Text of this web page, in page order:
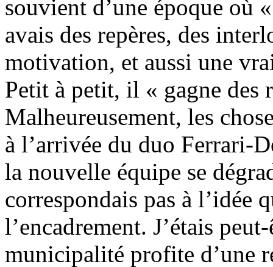
souvient d’une époque où
avais des repères, des
motivation, et aussi une
Petit à petit, il « gagne des
Malheureusement, les
à l’arrivée du duo Ferrari-
la nouvelle équipe se
correspondais pas à l’idée
l’encadrement. J’étais
municipalité profite d’une